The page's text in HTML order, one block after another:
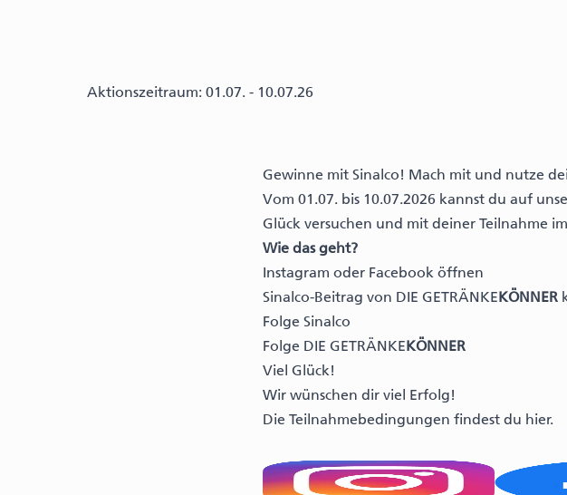
Aktionszeitraum: 01.07. - 10.07.26
Gewinne mit Sinalco! Mach mit und nutze
Vom 01.07. bis 10.07.2026 kannst du auf
Glück versuchen und mit deiner Teilnahme
Wie das geht?
Instagram oder Facebooköffnen
Sinalco-Beitrag von DIE GETRÄNKEKÖNNER
Folge Sinalco
Folge DIE GETRÄNKEKÖNNER
Viel Glück!
Wir wünschen dir viel Erfolg!
Die Teilnahmebedingungen findest du hier.